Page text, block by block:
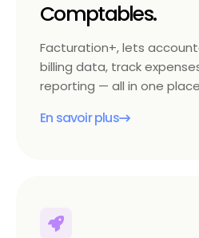
Comptables.
Facturation+, lets
billing data, track
reporting — all in one
En savoir plus